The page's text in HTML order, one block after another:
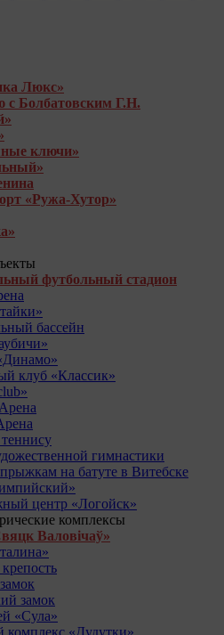
Люкс»
с Болбатовским Г.Н.
ключи»
«Ружа-Хутор»
футбольный стадион
бассейн
клуб «Классик»
гимнастики
на батуте в Витебске
центр «Логойск»
комплексы
Валовічаў»
крепость
замок
«Сула»
«Дудутки»